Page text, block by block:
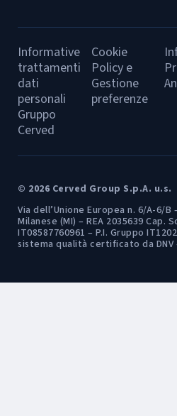
Informative
trattamenti
dati
personali
Gruppo
Cerved
Cookie
Policy e
Gestione
preferenze
© 2026 Cerved Group S.p.A. u.s.
Via dell’Unione Europea n. 6/A-6/B
Milanese (MI) – REA 2035639 Cap.
IT08587760961 – P.I. Gruppo
sistema qualità certificato da DNV